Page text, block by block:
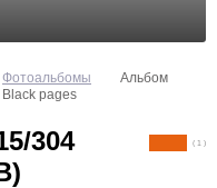
Фотоальбомы
Альбом
pages
304
( 1 )